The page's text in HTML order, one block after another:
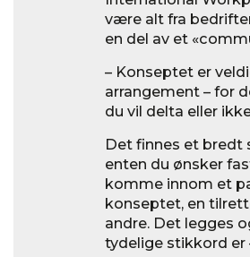
være alt fra
en del av et
– Konseptet er
arrangement – for
du vil delta eller
Det finnes et bredt
enten du ønsker
komme innom et
konseptet, en
andre. Det legges
tydelige stikkord er